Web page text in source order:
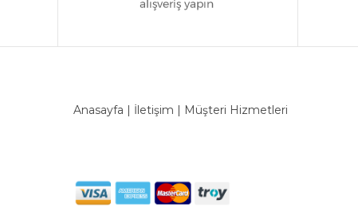
Anasayfa | İletişim | Müşteri Hizmetleri